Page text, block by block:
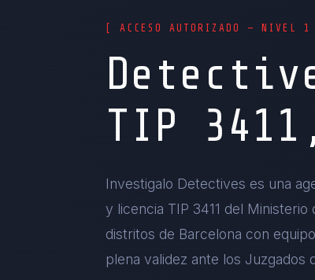
[ ACCESO AUTORIZADO — NIVEL 1
TIP
Investigalo Detectives es una
y licencia TIP 3411 del
distritos de Barcelona con
plena validez ante los Juzgados